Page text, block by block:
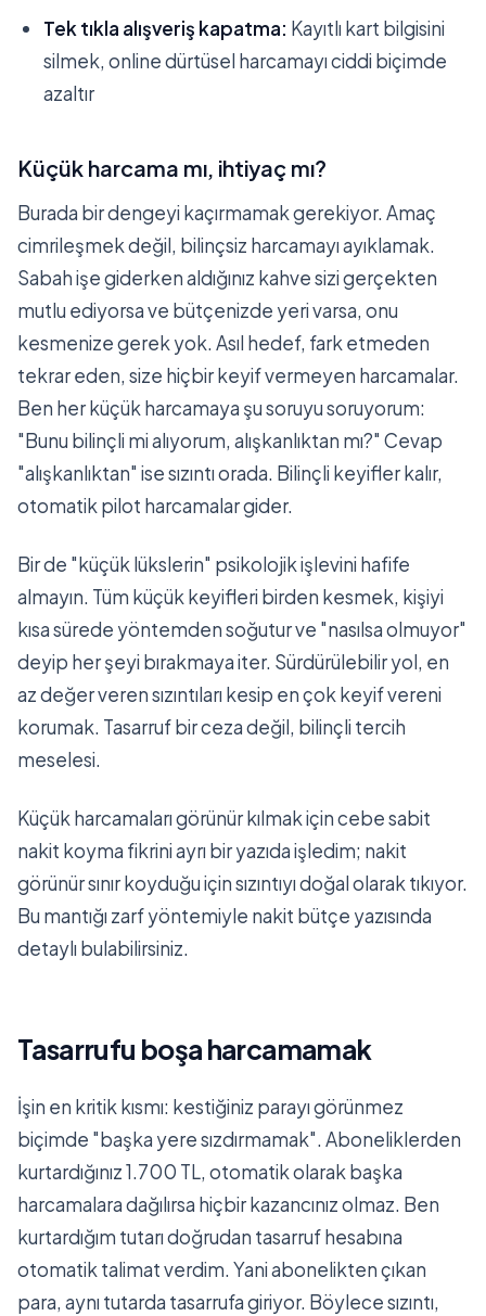
Tek tıkla alışveriş kapatma: Kayıtlı kart bilgisini
silmek, online dürtüsel harcamayı ciddi biçimde
azaltır
Küçük harcama mı, ihtiyaç mı?
Burada bir dengeyi kaçırmamak gerekiyor. Amaç
cimrileşmek değil, bilinçsiz harcamayı ayıklamak.
Sabah işe giderken aldığınız kahve sizi gerçekten
mutlu ediyorsa ve bütçenizde yeri varsa, onu
kesmenize gerek yok. Asıl hedef, fark etmeden
tekrar eden, size hiçbir keyif vermeyen harcamalar.
Ben her küçük harcamaya şu soruyu soruyorum:
"Bunu bilinçli mi alıyorum, alışkanlıktan mı?" Cevap
"alışkanlıktan" ise sızıntı orada. Bilinçli keyifler kalır,
otomatik pilot harcamalar gider.
Bir de "küçük lükslerin" psikolojik işlevini hafife
almayın. Tüm küçük keyifleri birden kesmek, kişiyi
kısa sürede yöntemden soğutur ve "nasılsa olmuyor"
deyip her şeyi bırakmaya iter. Sürdürülebilir yol, en
az değer veren sızıntıları kesip en çok keyif vereni
korumak. Tasarruf bir ceza değil, bilinçli tercih
meselesi.
Küçük harcamaları görünür kılmak için cebe sabit
nakit koyma fikrini ayrı bir yazıda işledim; nakit
görünür sınır koyduğu için sızıntıyı doğal olarak tıkıyor.
Bu mantığı zarf yöntemiyle nakit bütçe yazısında
detaylı bulabilirsiniz.
Tasarrufu boşa harcamamak
İşin en kritik kısmı: kestiğiniz parayı görünmez
biçimde "başka yere sızdırmamak". Aboneliklerden
kurtardığınız 1.700 TL, otomatik olarak başka
harcamalara dağılırsa hiçbir kazancınız olmaz. Ben
kurtardığım tutarı doğrudan tasarruf hesabına
otomatik talimat verdim. Yani abonelikten çıkan
para, aynı tutarda tasarrufa giriyor. Böylece sızıntı,